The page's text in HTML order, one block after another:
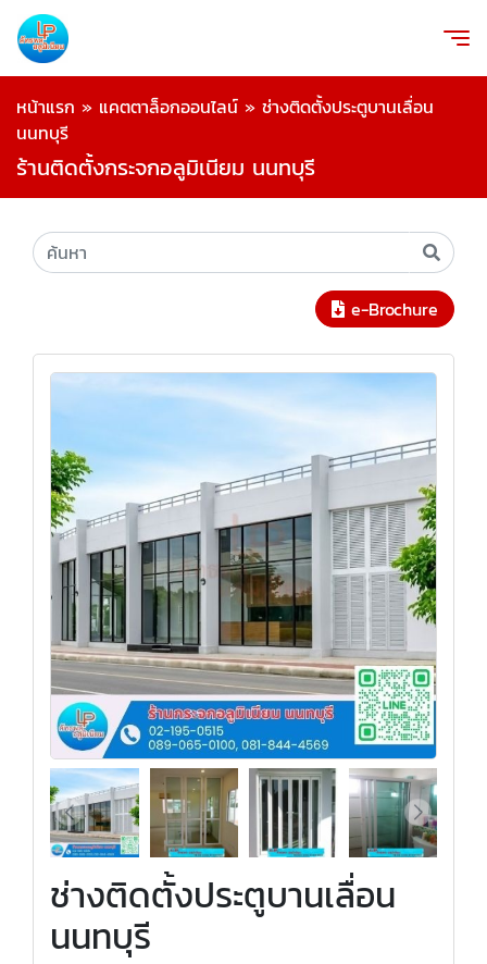
หน้าแรก » แคตตาล็อกออนไลน์ » ช่างติดตั้งประตูบานเลื่อน
นนทบุรี
ร้านติดตั้งกระจกอลูมิเนียม นนทบุรี
e-Brochure
ช่างติดตั้งประตูบานเลื่อน
นนทบุรี